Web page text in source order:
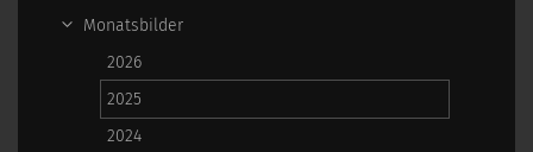
Monatsbilder
2026
2025
2024